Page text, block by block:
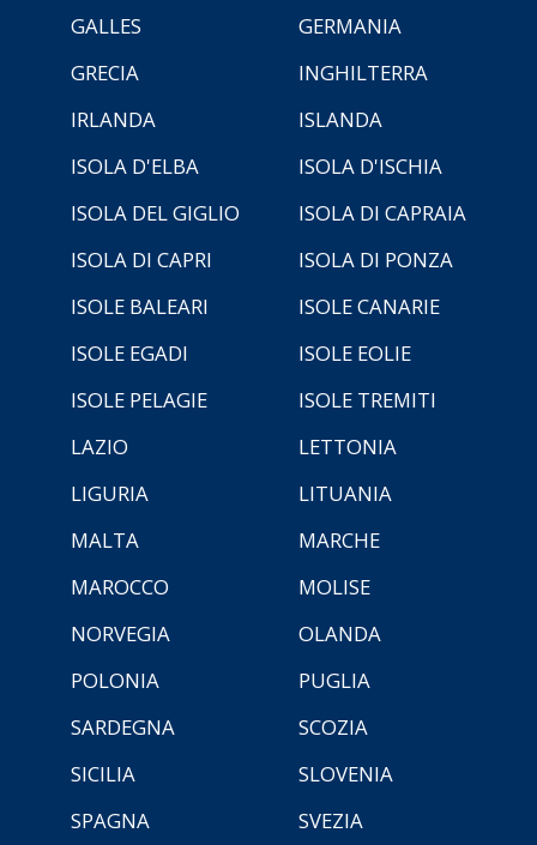
GALLES
GERMANIA
GRECIA
INGHILTERRA
IRLANDA
ISLANDA
ISOLA D'ELBA
ISOLA D'ISCHIA
ISOLA DEL GIGLIO
ISOLA DI CAPRAIA
ISOLA DI CAPRI
ISOLA DI PONZA
ISOLE BALEARI
ISOLE CANARIE
ISOLE EGADI
ISOLE EOLIE
ISOLE PELAGIE
ISOLE TREMITI
LAZIO
LETTONIA
LIGURIA
LITUANIA
MALTA
MARCHE
MAROCCO
MOLISE
NORVEGIA
OLANDA
POLONIA
PUGLIA
SARDEGNA
SCOZIA
SICILIA
SLOVENIA
SPAGNA
SVEZIA